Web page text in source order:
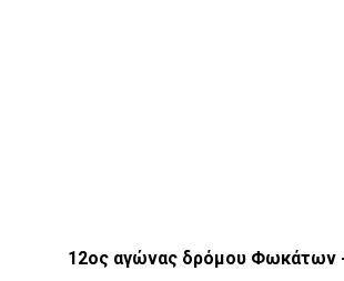
12ος αγώνας δρόμου Φωκάτων